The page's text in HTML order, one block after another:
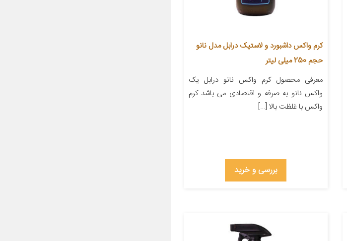
کرم واکس داشبورد و لاستیک درابل مدل نانو
حجم 250 میلی لیتر
معرفی محصول کرم واکس نانو درابل یک
واکس نانو به صرفه و اقتصادی می باشد کرم
واکس با غلظت بالا […]
بررسی و خرید